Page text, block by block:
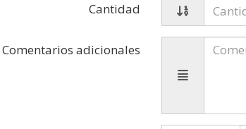
Cantidad
Comentarios adicionales